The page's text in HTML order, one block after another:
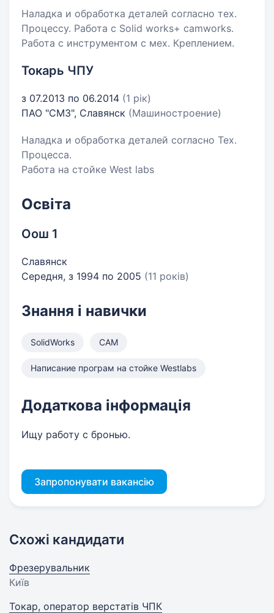
Наладка и обработка деталей согласно тех.
Процессу. Работа с Solid works+ camworks.
Работа с инструментом с мех. Креплением.
Токарь ЧПУ
з 07.2013 по 06.2014 (1 рік)
ПАО "СМЗ", Славянск (Машиностроение)
Наладка и обработка деталей согласно Тех.
Процесса.
Работа на стойке West labs
Освіта
Оош 1
Славянск
Середня, з 1994 по 2005 (11 років)
Знання і навички
SolidWorks CAM
Написание програм на стойке Westlabs
Додаткова інформація
Ищу работу с бронью.
Запропонувати вакансію
Схожі кандидати
Фрезерувальник
Київ
Токар, оператор верстатів ЧПК